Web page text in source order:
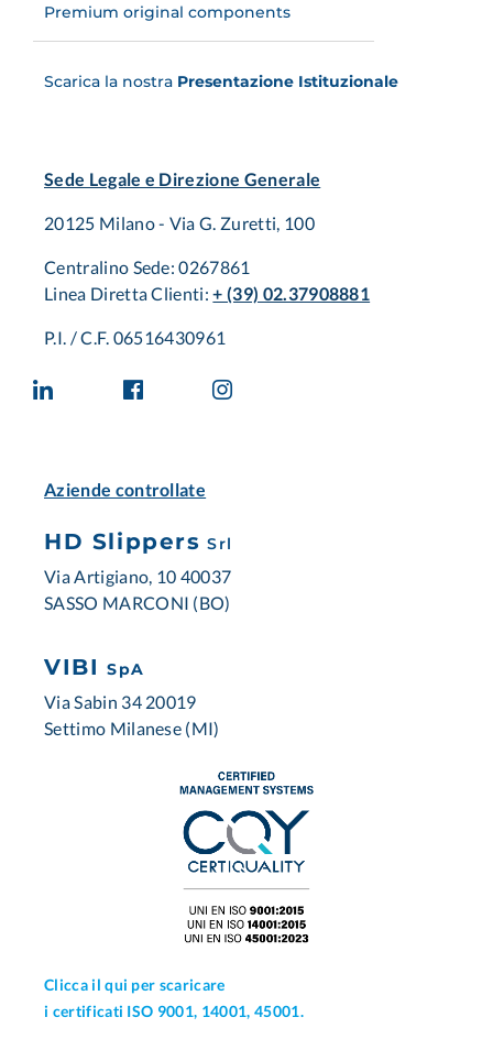
Premium original components
Scarica la nostra Presentazione Istituzionale
Sede Legale e Direzione Generale
20125 Milano - Via G. Zuretti, 100
Centralino Sede: 0267861
Linea Diretta Clienti:+ (39) 02.37908881
P.I. / C.F. 06516430961
Aziende controllate
HD Slippers Srl
Via Artigiano, 10 40037
SASSO MARCONI (BO)
VIBI SpA
Via Sabin 34 20019
Settimo Milanese (MI)
Clicca il qui per scaricare
i certificati ISO 9001, 14001, 45001.